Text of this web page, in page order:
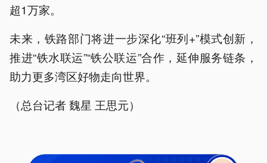
超1万家。
未来，铁路部门将进一步深化“班列+”模式创新，
推进“铁水联运”“铁公联运”合作，延伸服务链条，
助力更多湾区好物走向世界。
（总台记者 魏星 王思元）